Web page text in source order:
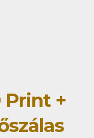
Print +